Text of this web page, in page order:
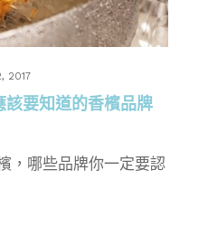
2017
要知道的香檳品牌
，哪些品牌你一定要認